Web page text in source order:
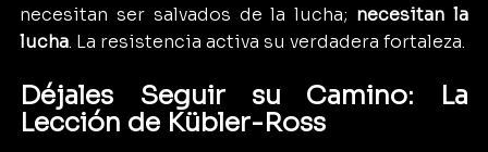
necesitan ser salvados de la lucha; necesitan la
lucha. La resistencia activa su verdadera fortaleza.
Déjales Seguir su Camino: La
Lección de Kübler-Ross